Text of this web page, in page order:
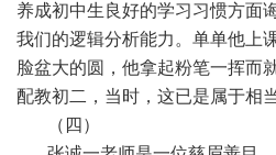
养成初中生良好的学习习惯方面
我们的逻辑分析能力。单单他上
脸盆大的圆，他拿起粉笔一挥而
配教初二，当时，这已是属于相当
（四）